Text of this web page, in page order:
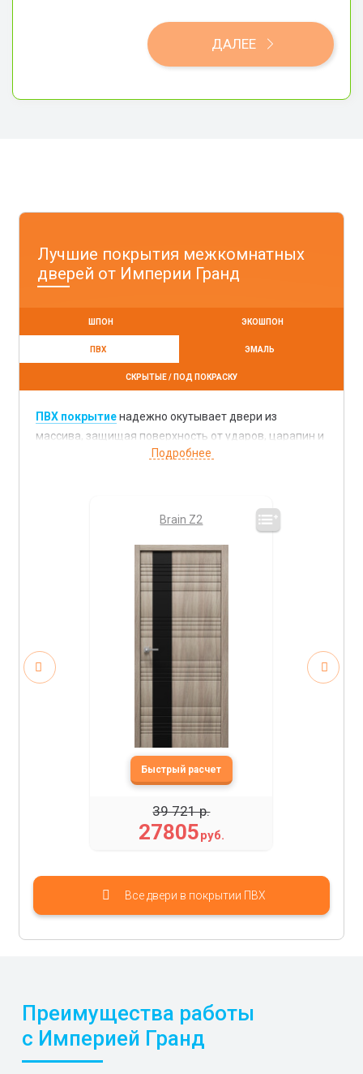
ДАЛЕЕ
Лучшие покрытия межкомнатных
дверей от Империи Гранд
ШПОН ЭКОШПОН
ПВХ ЭМАЛЬ
СКРЫТЫЕ / ПОД ПОКРАСКУ
ПВХ покрытиенадежно окутывает двери из
массива, защищая поверхность от ударов, царапин и
воздействия света и влаги. Такие двери легко
прослужат вам долго и будут радовать своим
Brain Z2
27805руб.
39 721 р.
Все двери в покрытии ПВХ
Преимущества работы
с Империей Гранд